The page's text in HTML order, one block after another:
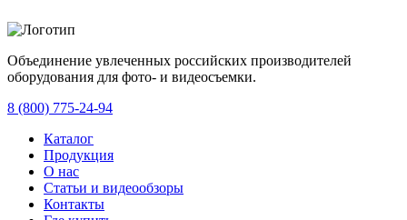
Объединение увлеченных российских производителей
оборудования для фото- и видеосъемки.
8 (800) 775-24-94
Каталог
Продукция
О нас
Статьи и видеообзоры
Контакты